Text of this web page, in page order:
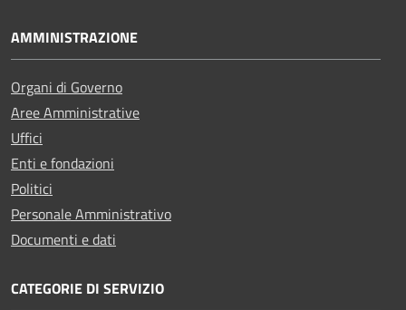
AMMINISTRAZIONE
Organi di Governo
Aree Amministrative
Uffici
Enti e fondazioni
Politici
Personale Amministrativo
Documenti e dati
CATEGORIE DI SERVIZIO